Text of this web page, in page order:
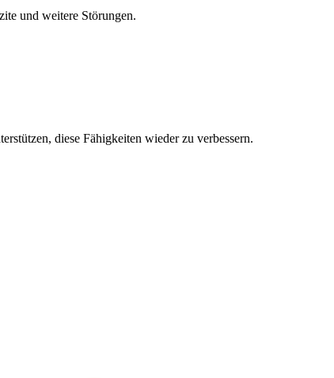
und weitere Störungen.
diese Fähigkeiten wieder zu verbessern.